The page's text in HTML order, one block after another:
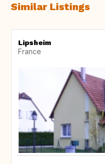
Similar Listings
Lipsheim
France